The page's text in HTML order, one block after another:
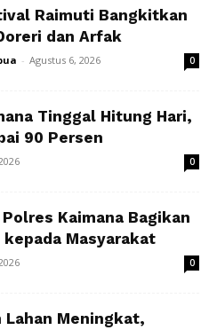
Raimuti Bangkitkan
dan Arfak
- Agustus 6, 2026 0
Tinggal Hitung Hari,
90 Persen
0
Kaimana Bagikan
Masyarakat
0
Meningkat,